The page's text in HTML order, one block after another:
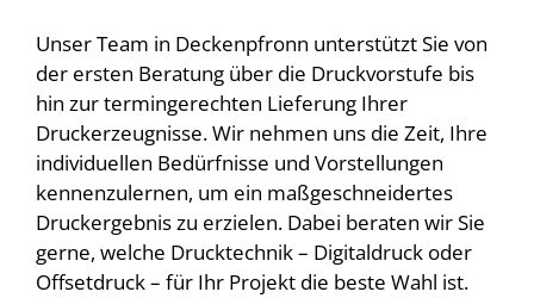
Unser Team in Deckenpfronn unterstützt Sie von
der ersten Beratung über die Druckvorstufe bis
hin zur termingerechten Lieferung Ihrer
Druckerzeugnisse. Wir nehmen uns die Zeit, Ihre
individuellen Bedürfnisse und Vorstellungen
kennenzulernen, um ein maßgeschneidertes
Druckergebnis zu erzielen. Dabei beraten wir Sie
gerne, welche Drucktechnik – Digitaldruck oder
Offsetdruck – für Ihr Projekt die beste Wahl ist.